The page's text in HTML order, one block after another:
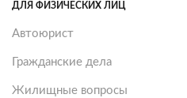
ДЛЯ ФИЗИЧЕСКИХ ЛИЦ
Автоюрист
Гражданские дела
Жилищные вопросы